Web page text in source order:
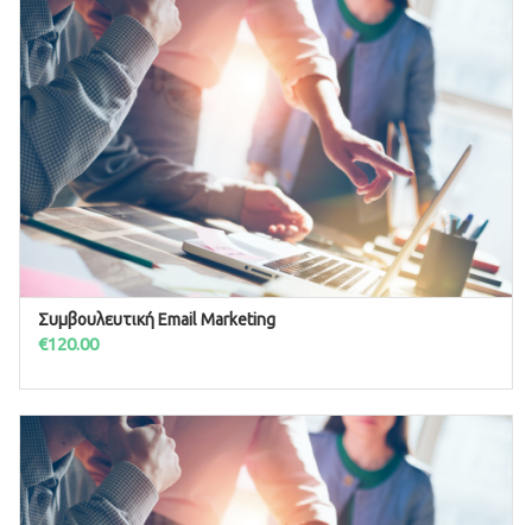
ΠΡΟΣΘΉΚΗ ΣΤΟ ΚΑΛΆΘΙ
Συμβουλευτική Email Marketing
€120.00